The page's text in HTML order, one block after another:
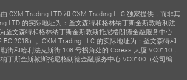
CXM Trading LTD 和 CXM Trading LLC 独家提供，而非其
LTD 的实际地址为：圣文森特和格林纳丁斯金斯敦哈利法
圣文森特和格林纳丁斯金斯敦斯托尼格朗德金融服务中心
BC 2018）。CXM Trading LLC 的实际地址为：圣文森特和
街和哈利法克斯街 108 号拐角处的 Coreas 大厦 VC0110，
丁斯金斯敦斯托尼格朗德金融服务中心 VC0100（公司编